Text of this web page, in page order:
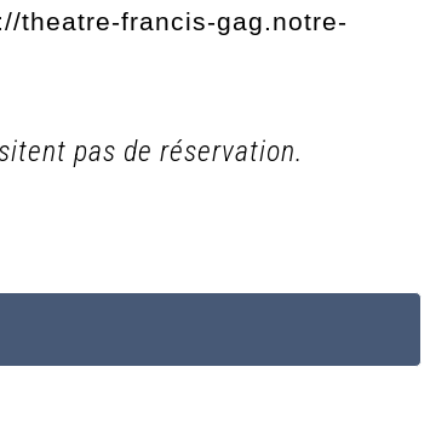
theatre-francis-gag.notre-
pas de réservation.